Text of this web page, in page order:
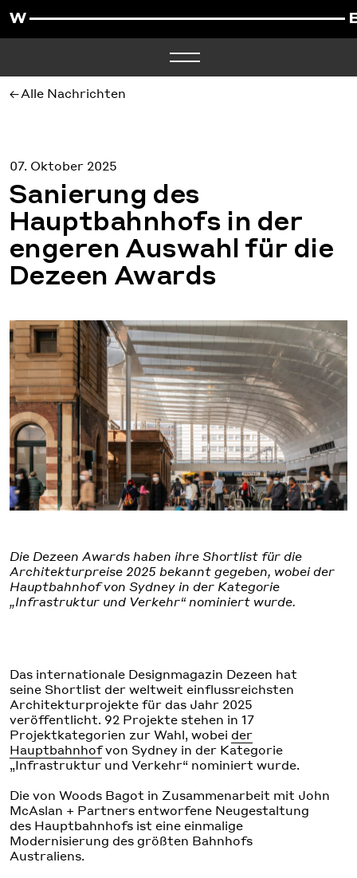
Alle Nachrichten
07. Oktober 2025
Sanierung des
Hauptbahnhofs in der
engeren Auswahl für die
Dezeen Awards
Die Dezeen Awards haben ihre Shortlist für die
Architekturpreise 2025 bekannt gegeben, wobei der
Hauptbahnhof von Sydney in der Kategorie
„Infrastruktur und Verkehr“ nominiert wurde.
Das internationale Designmagazin Dezeen hat
seine Shortlist der weltweit einflussreichsten
Architekturprojekte für das Jahr 2025
veröffentlicht. 92 Projekte stehen in 17
Projektkategorien zur Wahl, wobei der
Hauptbahnhofvon Sydney in der Kategorie
„Infrastruktur und Verkehr“ nominiert wurde.
Die von Woods Bagot in Zusammenarbeit mit John
McAslan + Partners entworfene Neugestaltung
des Hauptbahnhofs ist eine einmalige
Modernisierung des größten Bahnhofs
Australiens.